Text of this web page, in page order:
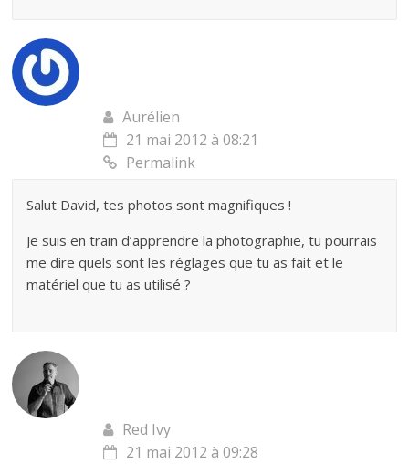
Aurélien
21 mai 2012 à 08:21
Permalink
Salut David, tes photos sont magnifiques !
Je suis en train d’apprendre la photographie, tu pourrais
me dire quels sont les réglages que tu as fait et le
matériel que tu as utilisé ?
Red Ivy
21 mai 2012 à 09:28